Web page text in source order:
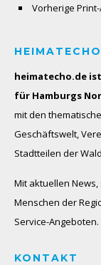
Vorherige
heimatecho.de
für Hamburgs
mit den
Geschäftswelt,
Stadtteilen der
Mit aktuellen
Menschen der
Service-Angeboten.
KONTAKT